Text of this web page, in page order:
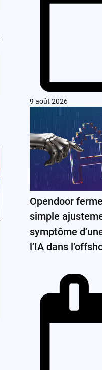
9 août 2026
Opendoor
simple
symptôme
l’IA dans